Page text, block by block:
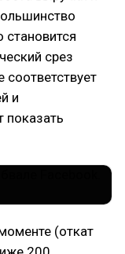
становится
срез
соответствует
и
показать
(откат